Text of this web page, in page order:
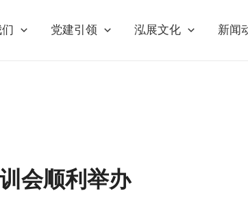
党建引领 泓展文化 新闻
会顺利举办